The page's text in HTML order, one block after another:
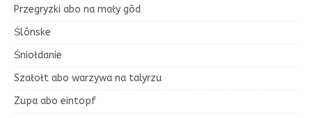
Przegryzki abo na mały gōd
Ślōnske
Śniołdanie
Szałołt abo warzywa na talyrzu
Zupa abo eintopf